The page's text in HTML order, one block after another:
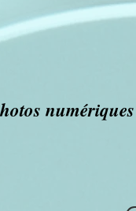
numériques